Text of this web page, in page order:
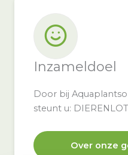
Inzameldoel
Door bij
steunt u: DIERENLOT
Over onze